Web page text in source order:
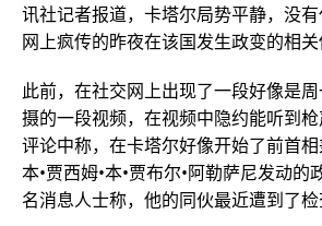
讯社记者报道，卡塔尔局势平静，没
网上疯传的昨夜在该国发生政变的相关
此前，在社交网上出现了一段好像是
摄的一段视频，在视频中隐约能听到
评论中称，在卡塔尔好像开始了前首
本•贾西姆•本•贾布尔•阿勒萨尼发动的
名消息人士称，他的同伙最近遭到了检